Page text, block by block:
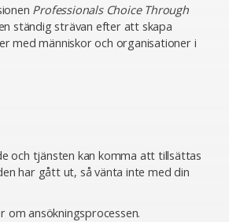
Professionals Choice Through
ständig strävan efter att skapa
med människor och organisationer i
och tjänsten kan komma att tillsättas
har gått ut, så vänta inte med din
om ansökningsprocessen.